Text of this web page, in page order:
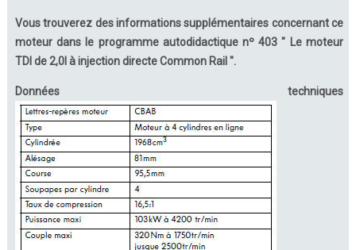
Vous trouverez des informations supplémentaires concernant ce
moteur dans le programme autodidactique nº 403 " Le moteur
TDI de 2,0l à injection directe Common Rail ".
Données techniques